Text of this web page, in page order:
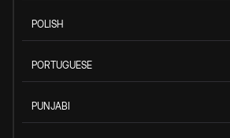
POLISH
PORTUGUESE
PUNJABI